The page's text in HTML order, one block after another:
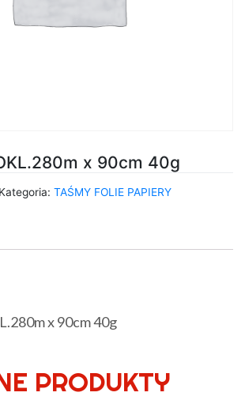
x 90cm 40g
Kategoria: TAŚMY FOLIE PAPIERY
x 90cm 40g
PRODUKTY